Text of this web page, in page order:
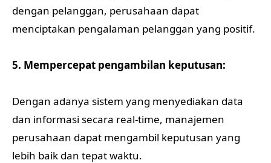
dengan pelanggan, perusahaan dapat
menciptakan pengalaman pelanggan yang positif.
5. Mempercepat pengambilan keputusan:
Dengan adanya sistem yang menyediakan data
dan informasi secara real-time, manajemen
perusahaan dapat mengambil keputusan yang
lebih baik dan tepat waktu.